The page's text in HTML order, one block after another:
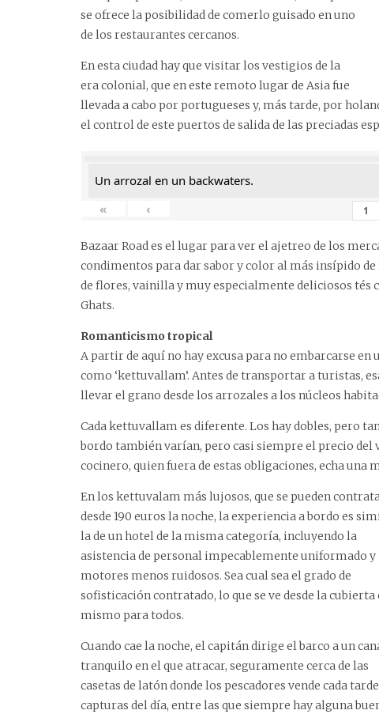
se ofrece la posibilidad de comerlo guisado en uno
de los restaurantes cercanos.
En esta ciudad hay que visitar los vestigios de la
era colonial, que en este remoto lugar de Asia fue
llevada a cabo por portugueses y, más tarde, por
el control de este puertos de salida de las preciadas
Un arrozal en un backwaters.
«
‹
Bazaar Road es el lugar para ver el ajetreo de los
condimentos para dar sabor y color al más insípido
de flores, vainilla y muy especialmente deliciosos tés
Ghats.
Romanticismo tropical
A partir de aquí no hay excusa para no embarcarse en
como ‘kettuvallam’. Antes de transportar a turistas,
llevar el grano desde los arrozales a los núcleos
Cada kettuvallam es diferente. Los hay dobles, pero
bordo también varían, pero casi siempre el precio
cocinero, quien fuera de estas obligaciones, echa una
En los kettuvalam más lujosos, que se pueden
desde 190 euros la noche, la experiencia a bordo es
la de un hotel de la misma categoría, incluyendo la
asistencia de personal impecablemente uniformado y
motores menos ruidosos. Sea cual sea el grado de
sofisticación contratado, lo que se ve desde la cubierta
mismo para todos.
Cuando cae la noche, el capitán dirige el barco a un
tranquilo en el que atracar, seguramente cerca de las
casetas de latón donde los pescadores vende cada
capturas del día, entre las que siempre hay alguna